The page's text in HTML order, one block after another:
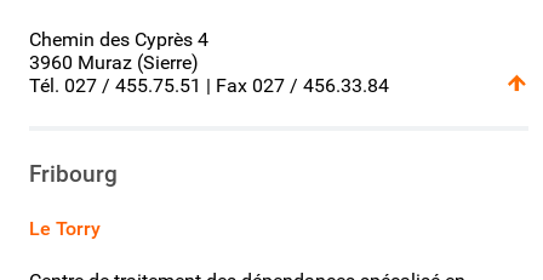
Chemin des Cyprès 4
3960 Muraz (Sierre)
Tél. 027 / 455.75.51 | Fax 027 / 456.33.84
Fribourg
Le Torry